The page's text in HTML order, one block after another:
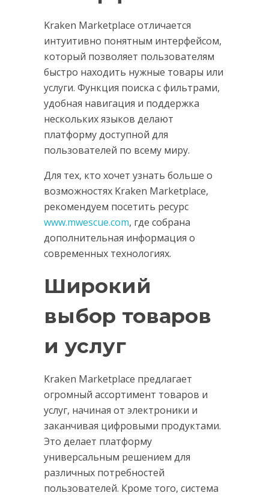
Kraken Marketplace отличается
интуитивно понятным интерфейсом,
который позволяет пользователям
быстро находить нужные товары или
услуги. Функция поиска с фильтрами,
удобная навигация и поддержка
нескольких языков делают
платформу доступной для
пользователей по всему миру.
Для тех, кто хочет узнать больше о
возможностях Kraken Marketplace,
рекомендуем посетить ресурс
www.mwescue.com, где собрана
дополнительная информация о
современных технологиях.
Широкий
выбор товаров
и услуг
Kraken Marketplace предлагает
огромный ассортимент товаров и
услуг, начиная от электроники и
заканчивая цифровыми продуктами.
Это делает платформу
универсальным решением для
различных потребностей
пользователей. Кроме того, система